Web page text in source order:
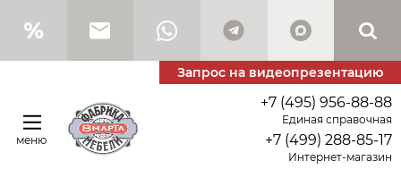
Запрос на видеопрезентацию
меню
+7 (495) 956-88-88
Единая справочная
+7 (499) 288-85-17
Интернет-магазин